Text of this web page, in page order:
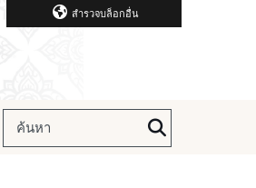
สำรวจบล็อกอื่น